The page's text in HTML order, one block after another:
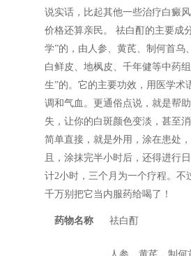
说实话，比起其他一些治疗白癜
价格还算亲民。 祛白酊的主要成
学”的，由人参、黄芪、制何首乌
白鲜皮、地枫皮、千年健等中药
生”的。它的主要功效，用医学术
调和气血。更通俗点说，就是帮
失，让你的白斑颜色变淡，甚至
简单直接，就是外用，涂在患处
且，涂抹完半小时后，还得进行
计2小时，三个月为一个疗程。不
千万别把它当内服药给喝了！
药物名称 祛白酊